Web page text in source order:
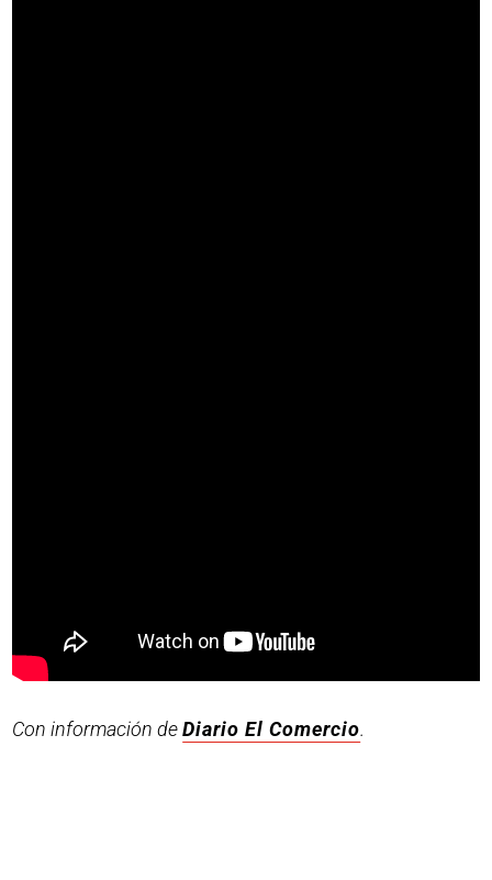
Con información deDiario El Comercio.